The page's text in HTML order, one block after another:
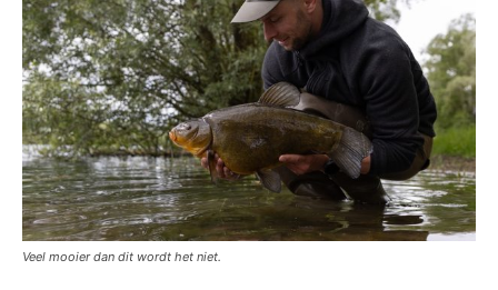
Veel mooier dan dit wordt het niet.